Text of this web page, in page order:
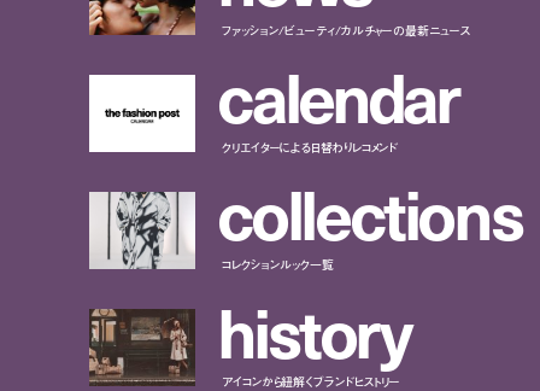
ファッション/ビューティ/カルチャーの最新ニュース
calendar
クリエイターによる日替わりレコメンド
collections
コレクションルック一覧
history
アイコンから紐解くブランドヒストリー